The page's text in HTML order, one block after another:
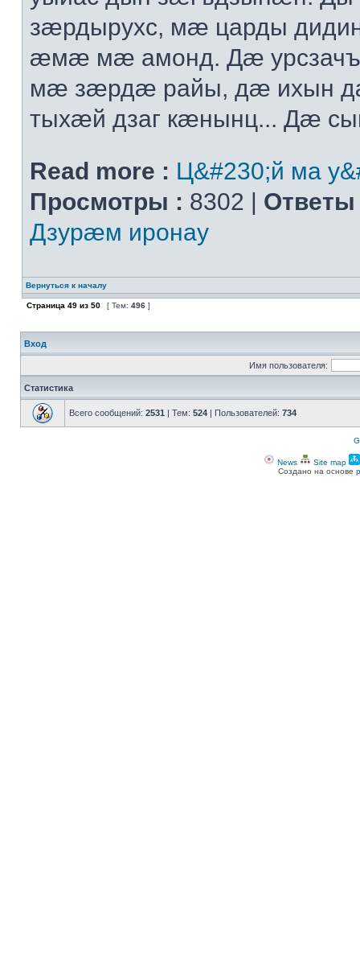
зæрдырухс, мæ царды
æмæ мæ амонд. Дæ
мæ зæрдæ райы, дæ ихын
тыхæй дзаг кæнынц... Дæ
Read more : Ц&#230;й ма
Просмотры : 8302 | Ответы
Дзурæм иронау
Вернуться к началу
Страница 49 из 50 [ Тем: 496 ]
Вход
Имя пользователя:
Статистика
Всего сообщений: 2531 | Тем: 524 | Пользователей: 734
News Site map
Создано на основе